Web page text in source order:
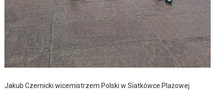
Jakub Czernicki wicemistrzem Polski w Siatkówce Plażowej